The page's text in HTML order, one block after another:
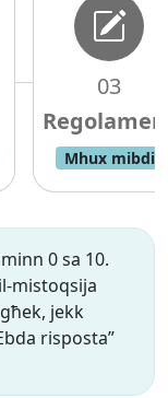
03
Mhux mibdi
0 sa 10.
mistoqsija
jekk
risposta”